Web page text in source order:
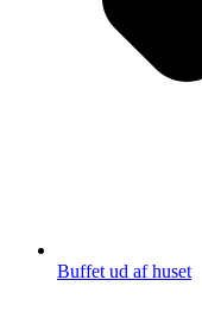
Buffet ud af huset